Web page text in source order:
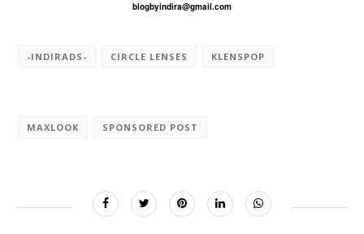
blogbyindira@gmail.com
-INDIRADS- CIRCLE LENSES KLENSPOP
MAXLOOK SPONSORED POST